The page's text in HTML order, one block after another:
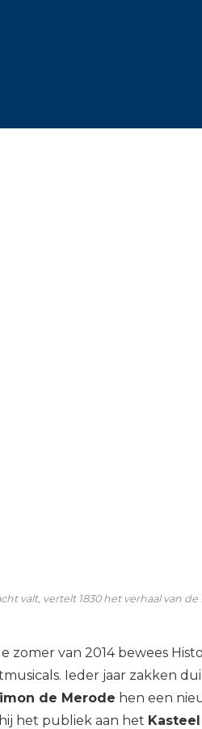
valt, vertelt 1830 het verhaal van
van 2014 bewees
Ieder jaar zakken
de Merode hen een
het publiek aan het